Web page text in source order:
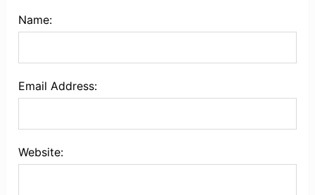
Name:
Email Address:
Website: